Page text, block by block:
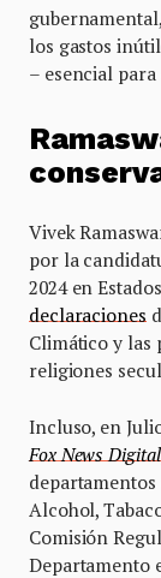
los gastos
– esencial
Vivek
por la
2024 en
declaraciones
Climático y las
religiones
Incluso, en
Fox News Digital
Alcohol,
Comisión
Departamento